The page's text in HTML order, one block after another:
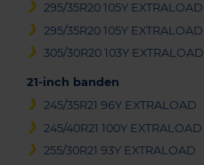
295/35R20 105Y EXTRALOAD
295/35R20 105Y EXTRALOAD
305/30R20 103Y EXTRALOAD
21-inch banden
245/35R21 96Y EXTRALOAD
245/40R21 100Y EXTRALOAD
255/30R21 93Y EXTRALOAD